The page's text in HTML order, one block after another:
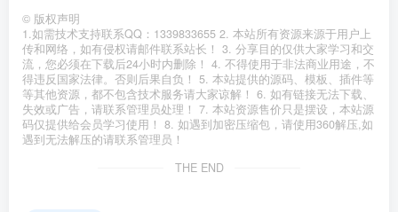
© 版权声明
1.如需技术支持联系QQ：1339833655 2. 本站所有资源来源于用户上
传和网络，如有侵权请邮件联系站长！ 3. 分享目的仅供大家学习和交
流，您必须在下载后24小时内删除！ 4. 不得使用于非法商业用途，不
得违反国家法律。否则后果自负！ 5. 本站提供的源码、模板、插件等
等其他资源，都不包含技术服务请大家谅解！ 6. 如有链接无法下载、
失效或广告，请联系管理员处理！ 7. 本站资源售价只是摆设，本站源
码仅提供给会员学习使用！ 8. 如遇到加密压缩包，请使用360解压,如
遇到无法解压的请联系管理员！
THE END